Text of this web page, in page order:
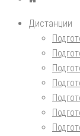
Дистанции